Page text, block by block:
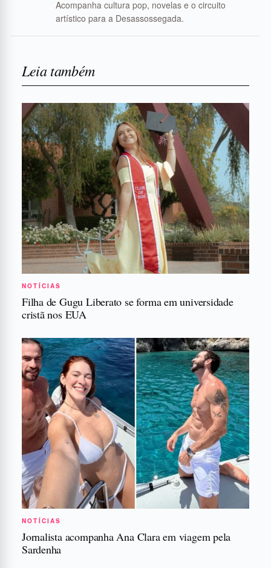
Acompanha cultura pop, novelas e o circuito
artístico para a Desassossegada.
Leia também
NOTÍCIAS
Filha de Gugu Liberato se forma em universidade
cristã nos EUA
NOTÍCIAS
Jornalista acompanha Ana Clara em viagem pela
Sardenha